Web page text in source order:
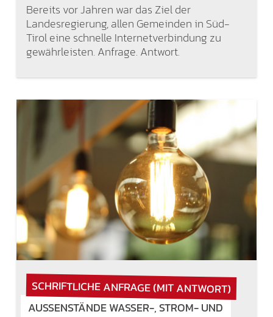
Bereits vor Jahren war das Ziel der
Landesregierung, allen Gemeinden in Süd-
Tirol eine schnelle Internetverbindung zu
gewährleisten. Anfrage. Antwort.
SCHRIFTLICHE ANFRAGE (MIT ANTWORT)
AUSSENSTÄNDE WASSER-, STROM- UND G